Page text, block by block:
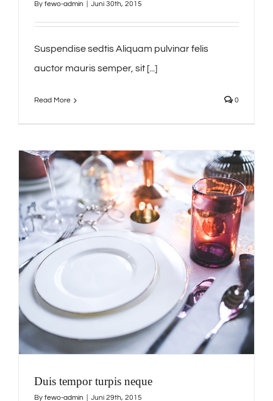
By fewo-admin Juni 30th, 2015
Suspendise sedtis Aliquam pulvinar felis
auctor mauris semper, sit [...]
Read More 0
Duis tempor turpis neque
By fewo-admin Juni 29th, 2015